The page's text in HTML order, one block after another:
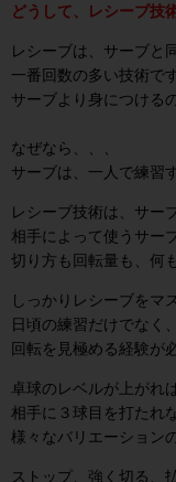
どうして、レシーブ技
レシーブは、サーブと
一番回数の多い技術で
サーブより身につける
なぜなら、、、
サーブは、一人で練習
レシーブ技術は、サー
相手によって使うサー
切り方も回転量も、何
しっかりレシーブをマ
日頃の練習だけでなく
回転を見極める経験が
卓球のレベルが上がれ
相手に３球目を打たれ
様々なバリエーション
ストップ、強く切る、